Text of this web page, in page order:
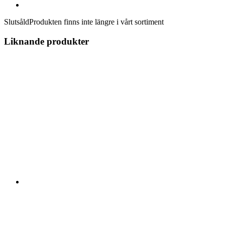
SlutsåldProdukten finns inte längre i vårt sortiment
Liknande produkter